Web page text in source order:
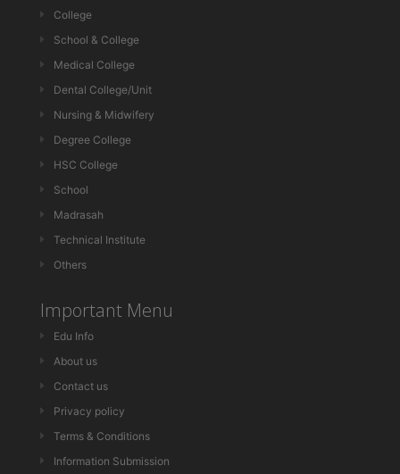
College
School & College
Medical College
Dental College/Unit
Nursing & Midwifery
Degree College
HSC College
School
Madrasah
Technical Institute
Others
Important Menu
Edu Info
About us
Contact us
Privacy policy
Terms & Conditions
Information Submission